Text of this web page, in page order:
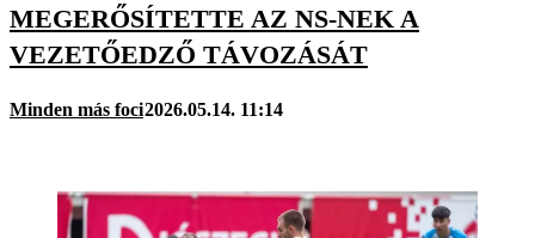
MEGERŐSÍTETTE AZ NS-NEK A
VEZETŐEDZŐ TÁVOZÁSÁT
Minden más foci2026.05.14. 11:14